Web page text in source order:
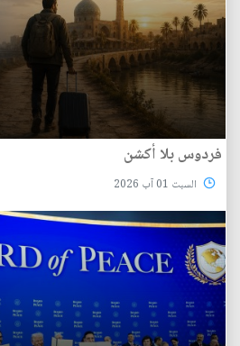
فردوس بلا أكشن
السبت 01 آب 2026